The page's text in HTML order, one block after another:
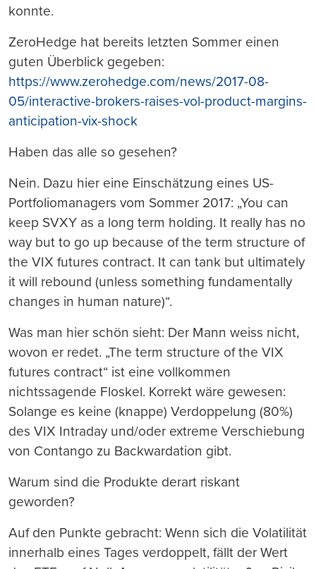
konnte.
ZeroHedge hat bereits letzten Sommer einen
guten Überblick gegeben:
https://www.zerohedge.com/news/2017-08-
05/interactive-brokers-raises-vol-product-margins-
anticipation-vix-shock
Haben das alle so gesehen?
Nein. Dazu hier eine Einschätzung eines US-
Portfoliomanagers vom Sommer 2017: „You can
keep SVXY as a long term holding. It really has no
way but to go up because of the term structure of
the VIX futures contract. It can tank but ultimately
it will rebound (unless something fundamentally
changes in human nature)“.
Was man hier schön sieht: Der Mann weiss nicht,
wovon er redet. „The term structure of the VIX
futures contract“ ist eine vollkommen
nichtssagende Floskel. Korrekt wäre gewesen:
Solange es keine (knappe) Verdoppelung (80%)
des VIX Intraday und/oder extreme Verschiebung
von Contango zu Backwardation gibt.
Warum sind die Produkte derart riskant
geworden?
Auf den Punkte gebracht: Wenn sich die Volatilität
innerhalb eines Tages verdoppelt, fällt der Wert